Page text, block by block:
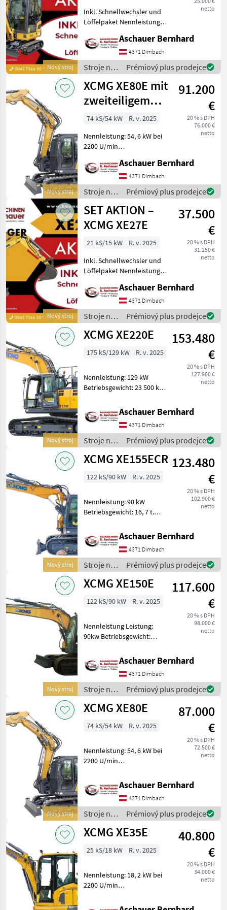
Nový stroj
netto
Inkl. Schnellwechsler und
Löffelpaket Nennleistung:
Betriebsgewicht: 1, 7 t
Serienmäßige
Löffelkapazität: 0, 04 m3
mit Standardschaufel
Aschauer Bernhard
4371 Dimbach
Stroje na
stavbu /
XCMG
Prémiový plus prodejce
Nový stroj
XCMG XE80E mit
zweiteiligem
Ausleger
91.200
€
20 % s DPH
76.000 €
netto
74 kS/54 kW
R. v. 2025
Nennleistung: 54, 6 kW bei
2200 U/min
(2PB, Stahlketten m. Pads)
Serienmäßige
Löffelkapazität: 0, 35 m3
mit Standardlöffel
Mehrfarbiges
Aschauer Bernhard
4371 Dimbach
Stroje na
stavbu /
XCMG
Prémiový plus prodejce
Nový stroj
SET AKTION –
XCMG XE27E
37.500
€
20 % s DPH
31.250 €
netto
21 kS/15 kW
R. v. 2025
Inkl. Schnellwechsler und
Löffelpaket Nennleistung:
Betriebsgewicht: 2780 kg
Serienmäßige
Löffelkapazität: 0, 06 m3
Kurzheckbagger mit
Aschauer Bernhard
4371 Dimbach
Stroje na
stavbu /
XCMG
Prémiový plus prodejce
Nový stroj
XCMG XE220E
153.480
€
20 % s DPH
127.900 €
netto
175 kS/129 kW R. v. 2025
Nennleistung: 129 kW
Betriebsgewicht: 23 500 kg.
Löffelkapazität: 1, 05 m3
mit Standardschaufel Mehr
Infos gerne auf Anfrage!
Oder auf https://bau
Aschauer Bernhard
4371 Dimbach
Stroje na
stavbu /
XCMG
Prémiový plus prodejce
Nový stroj
XCMG XE155ECR 123.480
€
20 % s DPH
102.900 €
netto
122 kS/90 kW R. v. 2025
Nennleistung: 90 kW
Betriebsgewicht: 16, 7 t.
Löffelkapazität: 0, 52 m3
mit Standardlöffel Mehr
Infos gerne auf Anfrage!
Oder auf https://baumaschi
Aschauer Bernhard
4371 Dimbach
Stroje na
stavbu /
XCMG
Prémiový plus prodejce
Nový stroj
XCMG XE150E
117.600
€
20 % s DPH
98.000 €
netto
122 kS/90 kW R. v. 2025
Nennleistung Leistung:
90kw Betriebsgewicht:
Löffelfassungsvermögen:
0.61 m3 mit Standardlöffel
Mehr Infos gerne auf
Anfrage! Die in diesem
Produkt
Aschauer Bernhard
4371 Dimbach
Stroje na
stavbu /
XCMG
Prémiový plus prodejce
Nový stroj
XCMG XE80E
87.000
€
20 % s DPH
72.500 €
netto
74 kS/54 kW R. v. 2025
Nennleistung: 54, 6 kW bei
2200 U/min
Serienmäßige
Löffelkapazität: 0, 35 m3
mit Standardlöffel
Mehrfarbiges
Aschauer Bernhard
4371 Dimbach
Stroje na
stavbu /
XCMG
Prémiový plus prodejce
XCMG XE35E
40.800
€
20 % s DPH
34.000 €
netto
25 kS/18 kW R. v. 2025
Nennleistung: 18, 2 kW bei
2200 U/min
Serienmäßige